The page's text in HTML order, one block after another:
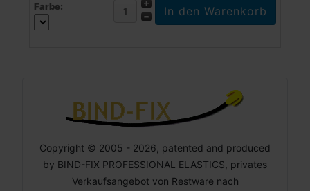
Farbe:
Copyright © 2005 - 2026, patented and produced
by BIND-FIX PROFESSIONAL ELASTICS, privates
Verkaufsangebot von Restware nach